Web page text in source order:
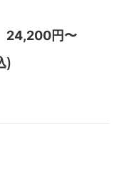
24,200円〜
)